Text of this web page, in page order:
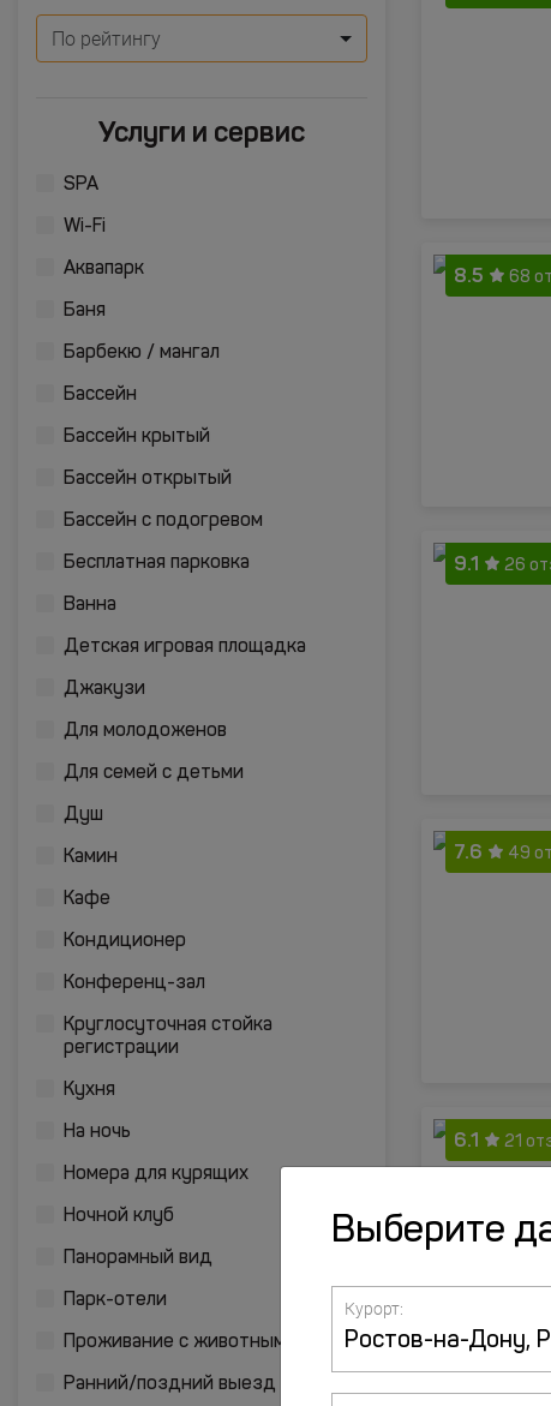
По рейтингу
Услуги и сервис
SPA
Wi-Fi
Аквапарк
Баня
Барбекю / мангал
Бассейн
Бассейн крытый
Бассейн открытый
Бассейн с подогревом
Бесплатная парковка
Ванна
Детская игровая площадка
Джакузи
Для молодоженов
Для семей с детьми
Душ
Камин
Кафе
Кондиционер
Конференц-зал
Круглосуточная стойка
регистрации
Кухня
На ночь
Номера для курящих
Ночной клуб
Панорамный вид
Парк-отели
Проживание с животными
Ранний/поздний выезд
8.5 68
9.1 26
7.6 49
6.1 21
Выберите
Курорт: